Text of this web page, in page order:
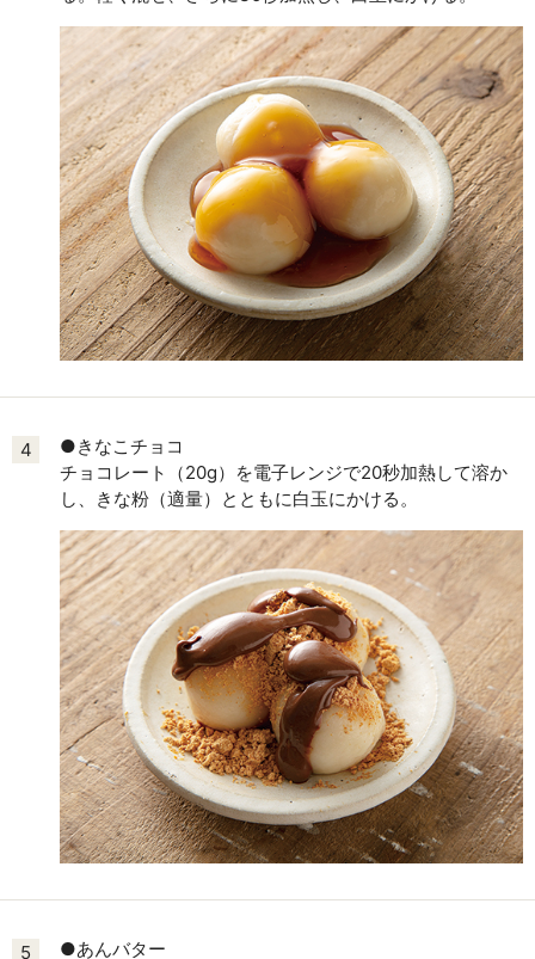
4
●きなこチョコ
チョコレート（20g）を電子レンジで20秒加熱して溶か
し、きな粉（適量）とともに白玉にかける。
5 ●あんバター